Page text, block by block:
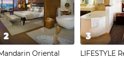
2
Oriental
3